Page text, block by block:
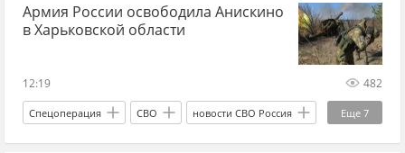
Пентагон СНБО
Армия России освободила Анискино
в Харьковской области
12:19 482
Еще 7
Спецоперация СВО новости СВО Россия
новости СВО сейчас дзен новости СВО